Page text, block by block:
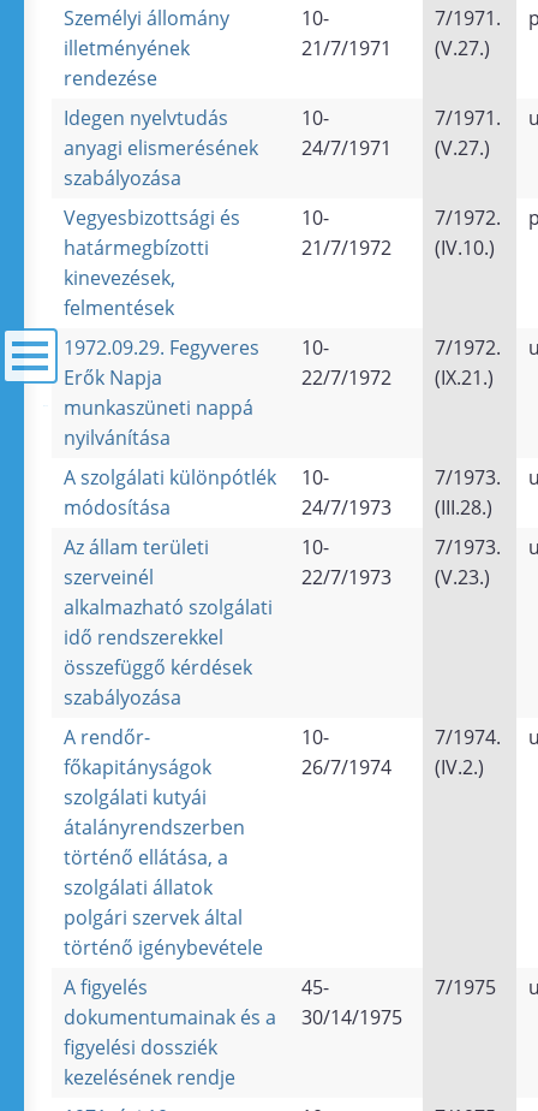
Személyi állomány
illetményének
rendezése
10-
21/7/1971
7/1971.
(V.27.)
Idegen nyelvtudás
anyagi elismerésének
szabályozása
10-
24/7/1971
7/1971.
(V.27.)
Vegyesbizottsági és
határmegbízotti
kinevezések,
felmentések
10-
21/7/1972
7/1972.
(IV.10.)
1972.09.29. Fegyveres
Erők Napja
munkaszüneti nappá
nyilvánítása
10-
22/7/1972
7/1972.
(IX.21.)
A szolgálati különpótlék
módosítása
10-
24/7/1973
7/1973.
(III.28.)
Az állam területi
szerveinél
alkalmazható szolgálati
idő rendszerekkel
összefüggő kérdések
szabályozása
10-
22/7/1973
7/1973.
(V.23.)
A rendőr-
főkapitányságok
szolgálati kutyái
átalányrendszerben
történő ellátása, a
szolgálati állatok
polgári szervek által
történő igénybevétele
10-
26/7/1974
7/1974.
(IV.2.)
A figyelés
dokumentumainak és a
figyelési dossziék
kezelésének rendje
45-
30/14/1975
7/1975